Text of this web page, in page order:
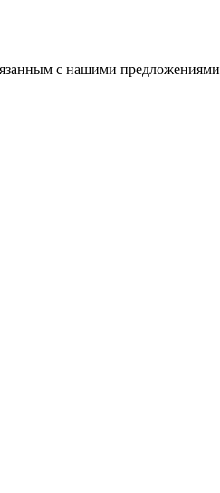
с нашими предложениями